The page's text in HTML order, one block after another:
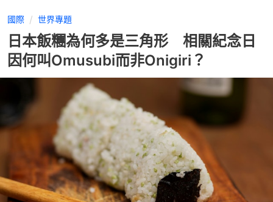
國際 世界專題
日本飯糰為何多是三角形 相關紀念日
因何叫Omusubi而非Onigiri？